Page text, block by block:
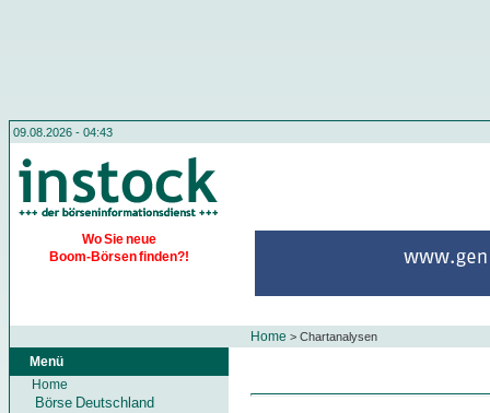
09.08.2026 - 04:43
Wo Sie neue
Boom-Börsen finden?!
Home > Chartanalysen
Menü
Home
Börse Deutschland